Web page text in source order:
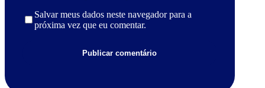
Salvar meus dados neste navegador para a
próxima vez que eu comentar.